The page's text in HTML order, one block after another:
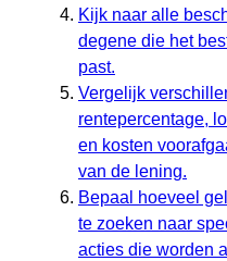
Kijk naar alle
degene die het
past.
Vergelijk
rentepercentage,
en kosten
van de lening.
Bepaal hoeveel
te zoeken naar
acties die worden